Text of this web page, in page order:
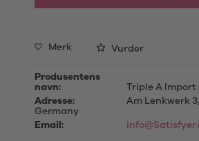
Merk Vurder
Produsentens
navn:
Triple A Import
Adresse:
Am Lenkwerk
Germany
Email: